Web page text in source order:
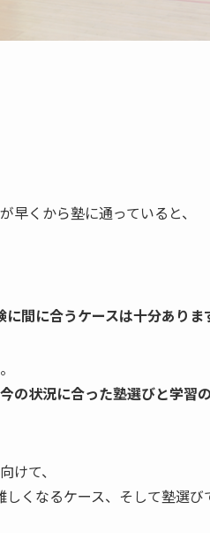
くから塾に通っていると、
間に合うケースは十分ありま
の状況に合った塾選びと学習
けて、
くなるケース、そして塾選